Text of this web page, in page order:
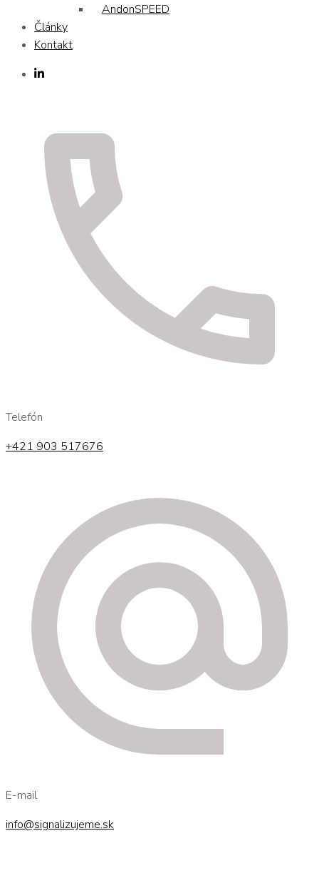
AndonSPEED
Články
Kontakt
Telefón
+421 903 517676
E-mail
info@signalizujeme.sk